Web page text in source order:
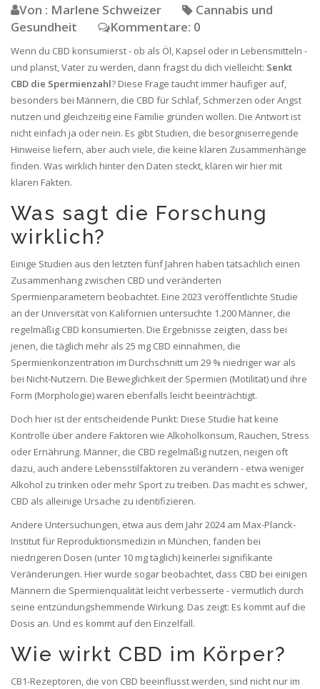
Von : Marlene Schweizer
Cannabis und
Gesundheit
Kommentare: 0
Wenn du CBD konsumierst - ob als Öl, Kapsel oder in Lebensmitteln -
und planst, Vater zu werden, dann fragst du dich vielleicht: Senkt
CBD die Spermienzahl? Diese Frage taucht immer häufiger auf,
besonders bei Männern, die CBD für Schlaf, Schmerzen oder Angst
nutzen und gleichzeitig eine Familie gründen wollen. Die Antwort ist
nicht einfach ja oder nein. Es gibt Studien, die besorgniserregende
Hinweise liefern, aber auch viele, die keine klaren Zusammenhänge
finden. Was wirklich hinter den Daten steckt, klären wir hier mit
klaren Fakten.
Was sagt die Forschung
wirklich?
Einige Studien aus den letzten fünf Jahren haben tatsächlich einen
Zusammenhang zwischen CBD und veränderten
Spermienparametern beobachtet. Eine 2023 veröffentlichte Studie
an der Universität von Kalifornien untersuchte 1.200 Männer, die
regelmäßig CBD konsumierten. Die Ergebnisse zeigten, dass bei
jenen, die täglich mehr als 25 mg CBD einnahmen, die
Spermienkonzentration im Durchschnitt um 29 % niedriger war als
bei Nicht-Nutzern. Die Beweglichkeit der Spermien (Motilität) und ihre
Form (Morphologie) waren ebenfalls leicht beeinträchtigt.
Doch hier ist der entscheidende Punkt: Diese Studie hat keine
Kontrolle über andere Faktoren wie Alkoholkonsum, Rauchen, Stress
oder Ernährung. Männer, die CBD regelmäßig nutzen, neigen oft
dazu, auch andere Lebensstilfaktoren zu verändern - etwa weniger
Alkohol zu trinken oder mehr Sport zu treiben. Das macht es schwer,
CBD als alleinige Ursache zu identifizieren.
Andere Untersuchungen, etwa aus dem Jahr 2024 am Max-Planck-
Institut für Reproduktionsmedizin in München, fanden bei
niedrigeren Dosen (unter 10 mg täglich) keinerlei signifikante
Veränderungen. Hier wurde sogar beobachtet, dass CBD bei einigen
Männern die Spermienqualität leicht verbesserte - vermutlich durch
seine entzündungshemmende Wirkung. Das zeigt: Es kommt auf die
Dosis an. Und es kommt auf den Einzelfall.
Wie wirkt CBD im Körper?
CB1-Rezeptoren, die von CBD beeinflusst werden, sind nicht nur im